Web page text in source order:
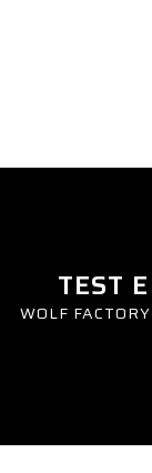
TEST
WOLF FACTORY